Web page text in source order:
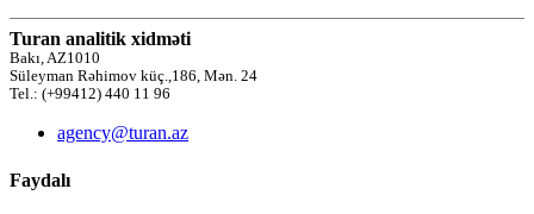
Turan analitik xidməti
Bakı, AZ1010
Süleyman Rəhimov küç.,186, Mən. 24
Tel.: (+99412) 440 11 96
agency@turan.az
Faydalı